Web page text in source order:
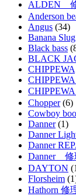
ALDEN
Anderson
Angus (34)
Banana Slug
Black bass
BLACK
CHIPPEWA
Chopper(6)
Cowboy
Danner(1)
Danner
Danner
Danner 修
DAYTON
Florsheim
Hathorn 修